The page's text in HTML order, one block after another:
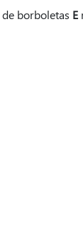
borboletas E